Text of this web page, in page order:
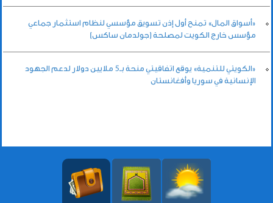
«أسواق المال» تمنح أول إذن تسويق مؤسسي لنظام استثمار جماعي
مؤسس خارج الكويت لمصلحة (جولدمان ساكس)
«الكويتي للتنمية» يوقع اتفاقيتي منحة بـ5 ملايين دولار لدعم الجهود
الإنسانية في سوريا وأفغانستان